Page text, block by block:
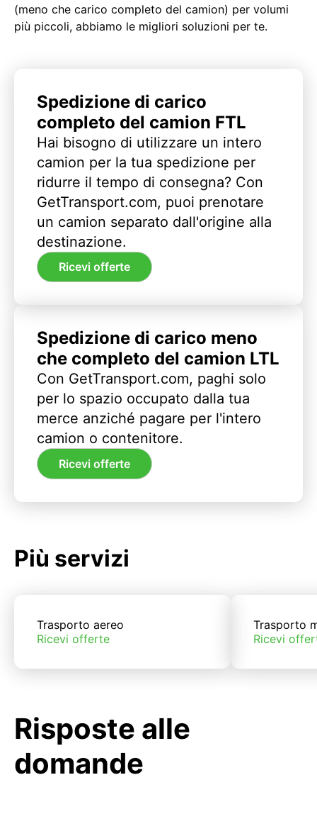
(meno che carico completo del camion) per volumi
più piccoli, abbiamo le migliori soluzioni per te.
Spedizione di carico
completo del camion FTL
Hai bisogno di utilizzare un intero
camion per la tua spedizione per
ridurre il tempo di consegna? Con
GetTransport.com, puoi prenotare
un camion separato dall'origine alla
destinazione.
Ricevi offerte
Spedizione di carico meno
che completo del camion LTL
Con GetTransport.com, paghi solo
per lo spazio occupato dalla tua
merce anziché pagare per l'intero
camion o contenitore.
Ricevi offerte
Più servizi
Trasporto aereo
Ricevi offerte
Trasporto
Ricevi
Risposte alle
domande